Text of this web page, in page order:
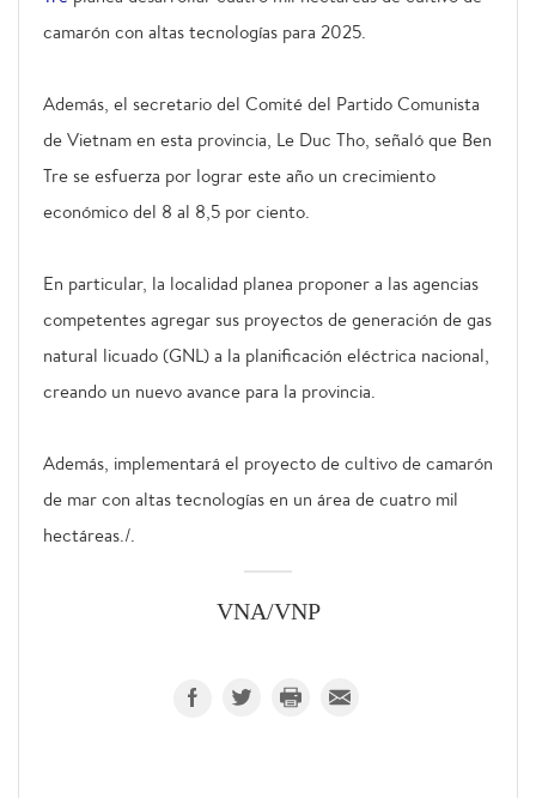
camarón con altas tecnologías para 2025.
Además, el secretario del Comité del Partido Comunista
de Vietnam en esta provincia, Le Duc Tho, señaló que Ben
Tre se esfuerza por lograr este año un crecimiento
económico del 8 al 8,5 por ciento.
En particular, la localidad planea proponer a las agencias
competentes agregar sus proyectos de generación de gas
natural licuado (GNL) a la planificación eléctrica nacional,
creando un nuevo avance para la provincia.
Además, implementará el proyecto de cultivo de camarón
de mar con altas tecnologías en un área de cuatro mil
hectáreas./.
VNA/VNP